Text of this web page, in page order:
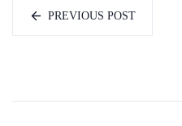
PREVIOUS POST